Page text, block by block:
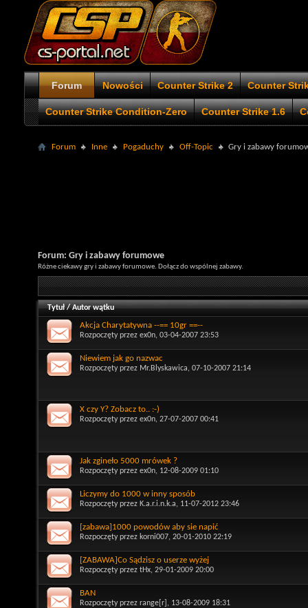
Forum Nowości Counter Strike 2 Counter
Counter Strike Condition-Zero Counter Strike 1.6
Forum Inne Pogaduchy Off-Topic Gry i zabawy
Forum: Gry i zabawy forumowe
Różne ciekawy gry i zabawy forumowe. Dołącz do wspólnej zabawy.
Tytuł/Autor wątku
Akcja Charytatywna --== 10gr ==--
Rozpoczęty przez ex0n, 03-04-2007 23:53
Niewiem jak go nazwac
Rozpoczęty przez Mr.Blyskawica, 07-10-2007 21:14
X czy Y? Zobacz to.. :-)
Rozpoczęty przez ex0n, 27-07-2007 00:41
Jak zgineło 5000 mrówek ?
Rozpoczęty przez ex0n, 12-08-2009 01:10
Liczymy do 1000 w inny sposób
Rozpoczęty przez K.a.r.i.n.k.a, 11-07-2012 23:46
[zabawa]1000 powodów aby sie napić
Rozpoczęty przez korni007, 20-01-2010 22:19
[ZABAWA]Co Sądzisz o userze wyżej
Rozpoczęty przez tHx, 29-01-2009 20:00
BAN
Rozpoczęty przez range[r] , 13-08-2009 18:31